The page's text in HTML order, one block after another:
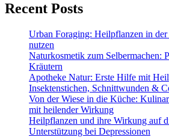
Recent Posts
Urban Foraging: Heilpflanzen in der
nutzen
Naturkosmetik zum Selbermachen:
Kräutern
Apotheke Natur: Erste Hilfe mit
Insektenstichen, Schnittwunden &
Von der Wiese in die Küche:
mit heilender Wirkung
Heilpflanzen und ihre Wirkung auf
Unterstützung bei Depressionen